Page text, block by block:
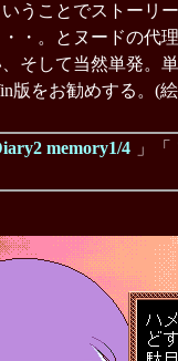
うことでストーリ
・。とヌードの代
そして当然単発。
版をお勧めする。(
memory1/4 」「